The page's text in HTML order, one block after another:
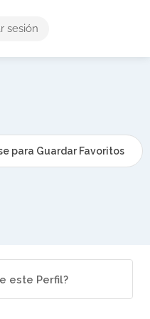
sesión
para Guardar Favoritos
este Perfil?